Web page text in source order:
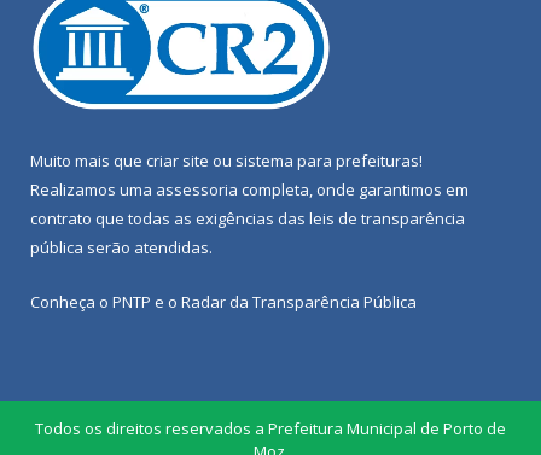
Muito mais que criar site ou sistema para prefeituras!
Realizamos uma assessoria completa, onde garantimos em
contrato que todas as exigências das leis de transparência
pública serão atendidas.
Conheça o PNTP e o Radar da Transparência Pública
Todos os direitos reservados a Prefeitura Municipal de Porto de